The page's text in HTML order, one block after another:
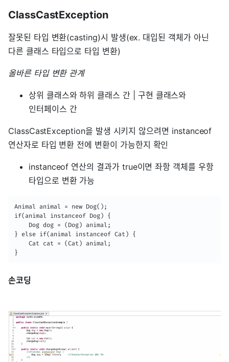
ClassCastException
잘못된 타입 변환(casting)시 발생(ex. 대입된 객체가 아닌
다른 클래스 타입으로 타입 변환)
올바른 타입 변환 관계
상위 클래스와 하위 클래스 간 | 구현 클래스와
인터페이스 간
ClassCastException을 발생 시키지 않으려면 instanceof
연산자로 타입 변환 전에 변환이 가능한지 확인
instanceof 연산의 결과가 true이면 좌항 객체를 우항
타입으로 변환 가능
Animal animal = new Dog();
if(animal instanceof Dog) {
} else if(animal instanceof Cat) {
}
손코딩